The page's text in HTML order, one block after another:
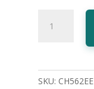
cantidad
SKU: CH562EE